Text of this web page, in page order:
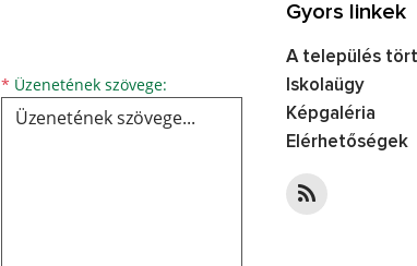
* Üzenetének szövege: Üzenetének szövege...
Gyors linkek
A település
Iskolaügy
Képgaléria
Elérhetőségek